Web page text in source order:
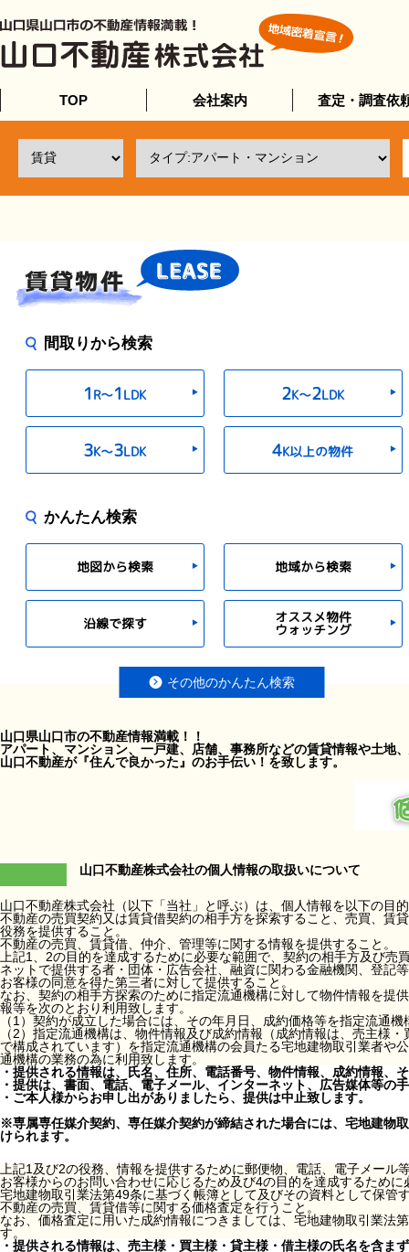
TOP 会社案内 査定・調査依
間取りから検索
1 R〜1 LDK 2K〜2LDK
3K〜3LDK 4K以上の物件
かんたん検索
地図から検索 地域から検索
沿線で探す オススメ物件
ウォッチング
その他のかんたん検索
山口県山口市の不動産情報満載！！
アパート、マンション、一戸建、店舗、事務所などの賃貸情報や土地
山口不動産が『住んで良かった』のお手伝い！を致します。
山口不動産株式会社の個人情報の取扱いについて
山口不動産株式会社（以下「当社」と呼ぶ）は、個人情報を以下の目
不動産の売買契約又は賃貸借契約の相手方を探索すること、売買、賃
役務を提供すること。
不動産の売買、賃貸借、仲介、管理等に関する情報を提供すること。
上記1、2の目的を達成するために必要な範囲で、契約の相手方及び
ネットで提供する者・団体・広告会社、融資に関わる金融機関、登記
お客様の同意を得た第三者に対して提供すること。
なお、契約の相手方探索のために指定流通機構に対して物件情報を提
報等を次のとおり利用致します。
（1）契約が成立した場合には、その年月日、成約価格等を指定流通
（2）指定流通機構は、物件情報及び成約情報（成約情報は、売主様
で構成されています）を指定流通機構の会員たる宅地建物取引業者や
通機構の業務の為に利用致します。
・提供される情報は、氏名、住所、電話番号、物件情報、成約情報、
・提供は、書面、電話、電子メール、インターネット、広告媒体等の
・ご本人様からお申し出がありましたら、提供は中止致します。
※専属専任媒介契約、専任媒介契約が締結された場合には、宅地建物
けられます。
上記1及び2の役務、情報を提供するために郵便物、電話、電子メール
お客様からのお問い合わせに応じるため及び4の目的を達成するため
宅地建物取引業法第49条に基づく帳簿として及びその資料として保管
不動産の売買、賃貸借等に関する価格査定を行うこと。
なお、価格査定に用いた成約情報につきましては、宅地建物取引業法
す。
・提供される情報は、売主様・買主様・貸主様・借主様の氏名を含